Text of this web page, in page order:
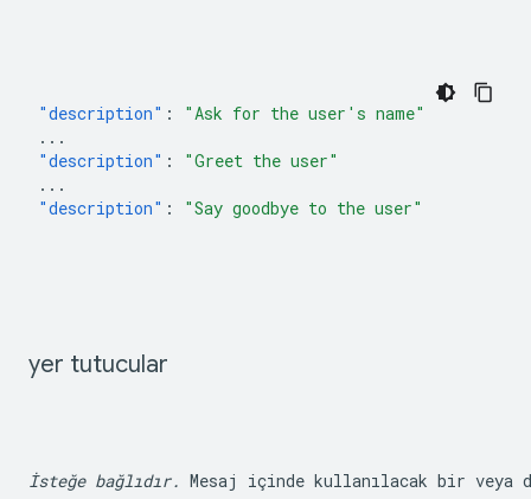
"description" :
"Ask for the user's name"
...
"description" :
"Greet the user"
...
"description" : "Say goodbye to the user"
yer tutucular
İsteğe bağlıdır. Mesaj içinde kullanılacak bir veya